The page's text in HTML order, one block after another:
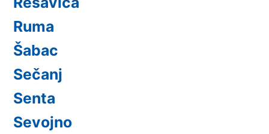
Ruma
Šabac
Sečanj
Senta
Sevojno